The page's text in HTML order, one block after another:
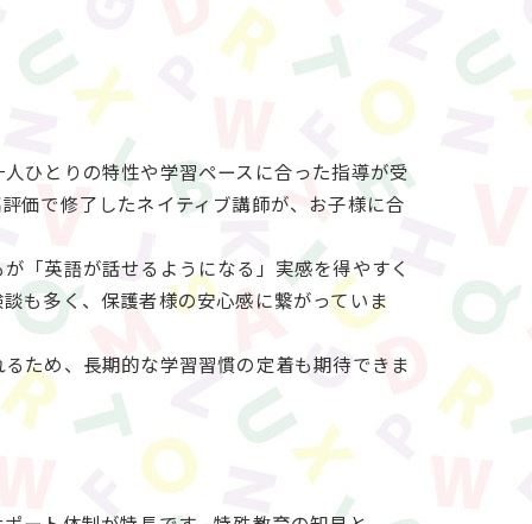
ひとりの特性や学習ペースに合った指導が受
価で修了したネイティブ講師が、お子様に合
「英語が話せるようになる」実感を得やすく
も多く、保護者様の安心感に繋がっていま
ため、長期的な学習習慣の定着も期待できま